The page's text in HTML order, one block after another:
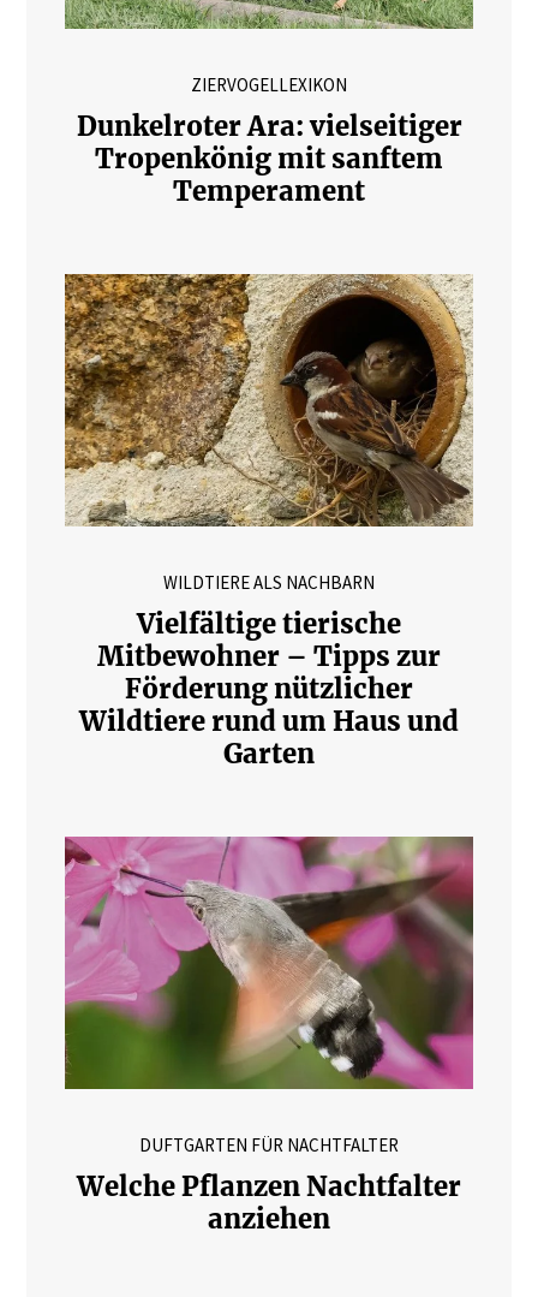
ZIERVOGELLEXIKON
Dunkelroter Ara: vielseitiger
Tropenkönig mit sanftem
Temperament
WILDTIERE ALS NACHBARN
Vielfältige tierische
Mitbewohner – Tipps zur
Förderung nützlicher
Wildtiere rund um Haus und
Garten
DUFTGARTEN FÜR NACHTFALTER
Welche Pflanzen Nachtfalter
anziehen